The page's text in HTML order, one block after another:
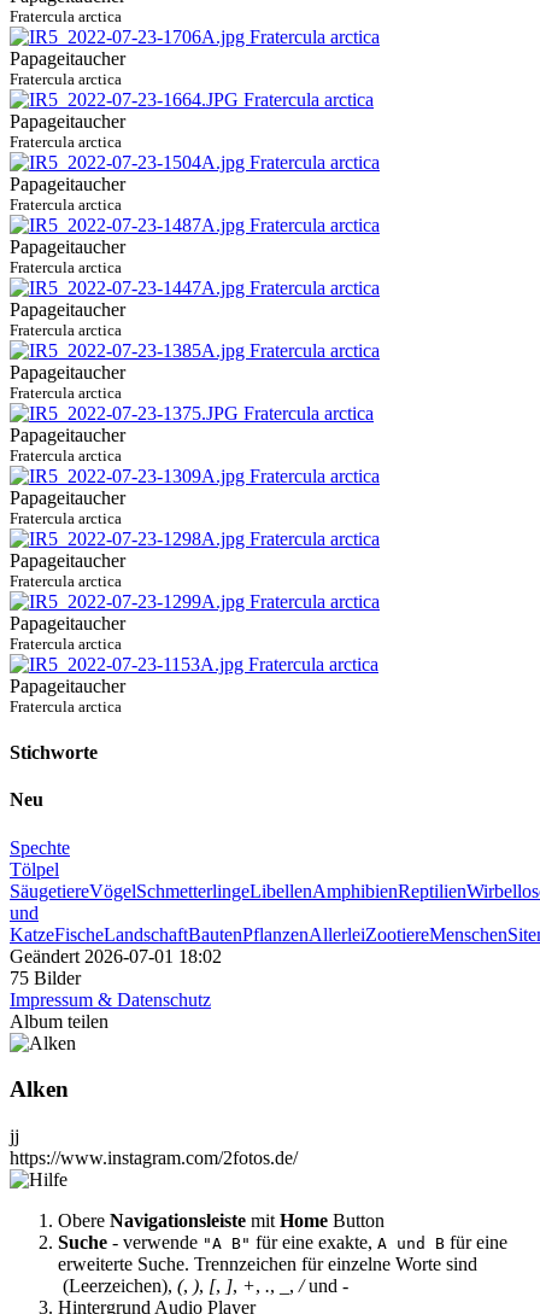
Fratercula arctica
Papageitaucher
Fratercula arctica
Papageitaucher
Fratercula arctica
Papageitaucher
Fratercula arctica
Papageitaucher
Fratercula arctica
Papageitaucher
Fratercula arctica
Papageitaucher
Fratercula arctica
Papageitaucher
Fratercula arctica
Papageitaucher
Fratercula arctica
Papageitaucher
Fratercula arctica
Papageitaucher
Fratercula arctica
Papageitaucher
Fratercula arctica
Stichworte
Neu
Spechte
Tölpel
SäugetiereVögelSchmetterlingeLibellenAmphibienReptilien
und
KatzeFischeLandschaftBautenPflanzenAllerleiZootiereMenschen
Geändert 2026-07-01 18:02
75 Bilder
Impressum & Datenschutz
Album teilen
Alken
jj
https://www.instagram.com/2fotos.de/
Obere Navigationsleiste mit Home Button
Suche - verwende "A B" für eine exakte, A und B für eine
erweiterte Suche. Trennzeichen für einzelne Worte sind
(Leerzeichen), (, ), [, ], +, ., , /und -
Hintergrund Audio Player